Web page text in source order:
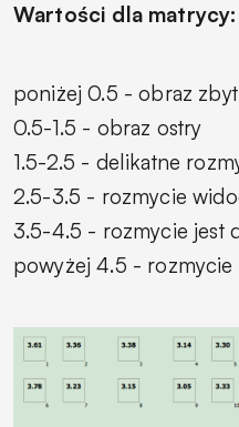
Wartości dla matrycy:
poniżej 0.5 - obraz
0.5-1.5 - obraz ostry
1.5-2.5 - delikatne
2.5-3.5 - rozmycie
3.5-4.5 - rozmycie jest
powyżej 4.5 -